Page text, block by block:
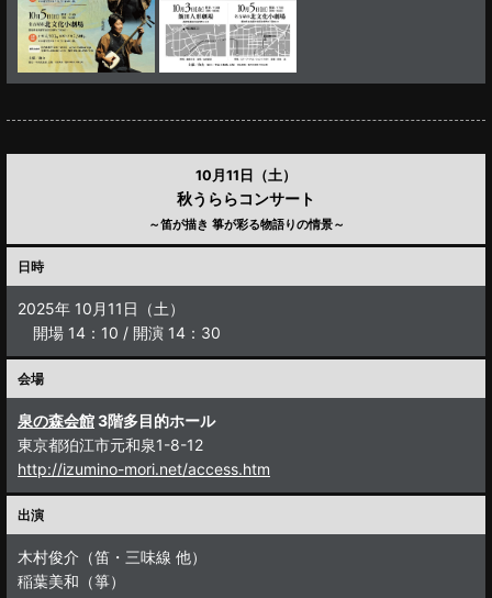
10月11日（土）
秋うららコンサート
～笛が描き 箏が彩る物語りの情景～
日時
2025年 10月11日（土）
開場 14：10 / 開演 14：30
会場
泉の森会館3階多目的ホール
東京都狛江市元和泉1-8-12
http://izumino-mori.net/access.htm
出演
木村俊介（笛・三味線 他）
稲葉美和（箏）